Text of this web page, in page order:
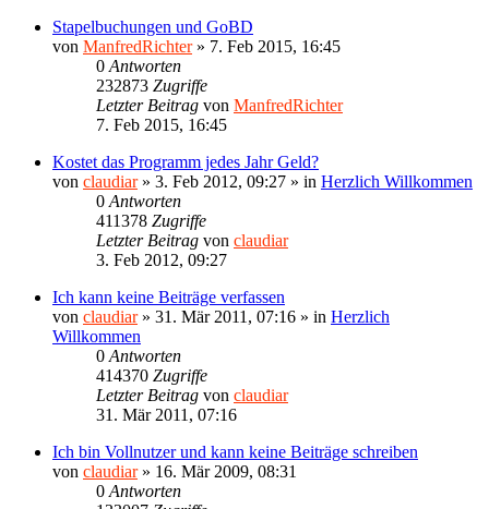
Stapelbuchungen und GoBD
von ManfredRichter» 7. Feb 2015, 16:45
0 Antworten
232873 Zugriffe
Letzter Beitrag von ManfredRichter
7. Feb 2015, 16:45
Kostet das Programm jedes Jahr Geld?
von claudiar» 3. Feb 2012, 09:27 » in Herzlich Willkommen
0 Antworten
411378 Zugriffe
Letzter Beitrag von claudiar
3. Feb 2012, 09:27
Ich kann keine Beiträge verfassen
von claudiar» 31. Mär 2011, 07:16 » in Herzlich
Willkommen
0 Antworten
414370 Zugriffe
Letzter Beitrag von claudiar
31. Mär 2011, 07:16
Ich bin Vollnutzer und kann keine Beiträge schreiben
von claudiar» 16. Mär 2009, 08:31
0 Antworten